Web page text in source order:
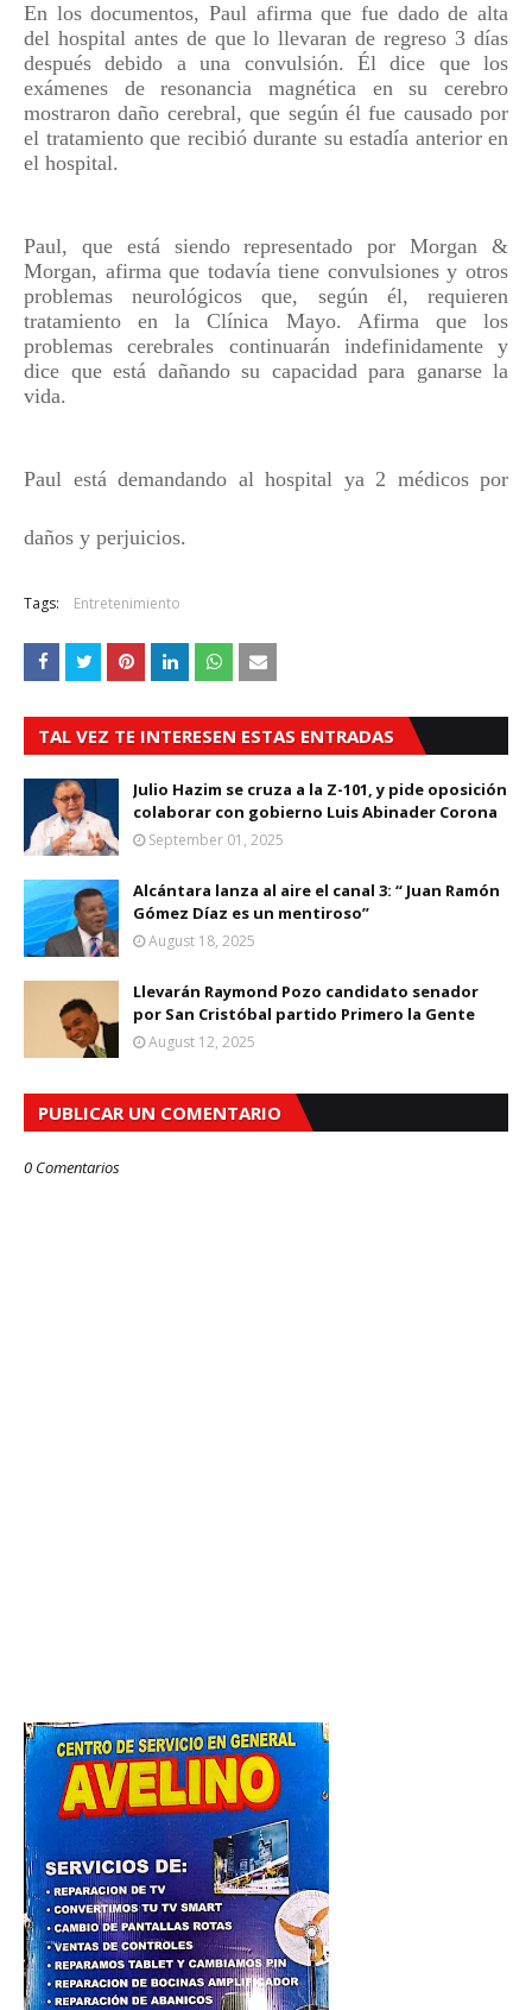
En los documentos, Paul afirma que fue dado de alta
del hospital antes de que lo llevaran de regreso 3 días
después debido a una convulsión. Él dice que los
exámenes de resonancia magnética en su cerebro
mostraron daño cerebral, que según él fue causado por
el tratamiento que recibió durante su estadía anterior en
el hospital.
Paul, que está siendo representado por Morgan &
Morgan, afirma que todavía tiene convulsiones y otros
problemas neurológicos que, según él, requieren
tratamiento en la Clínica Mayo. Afirma que los
problemas cerebrales continuarán indefinidamente y
dice que está dañando su capacidad para ganarse la
vida.
Paul está demandando al hospital ya 2 médicos por
daños y perjuicios.
Tags: Entretenimiento
TAL VEZ TE INTERESEN ESTAS ENTRADAS
Julio Hazim se cruza a la Z-101, y pide oposición
colaborar con gobierno Luis Abinader Corona
September 01, 2025
Alcántara lanza al aire el canal 3: “ Juan Ramón
Gómez Díaz es un mentiroso”
August 18, 2025
Llevarán Raymond Pozo candidato senador
por San Cristóbal partido Primero la Gente
August 12, 2025
PUBLICAR UN COMENTARIO
0 Comentarios